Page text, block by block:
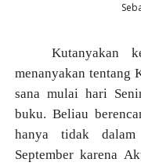
Kutanyakan
menanyakan tentang
sana mulai hari
buku. Beliau
hanya tidak
September karena